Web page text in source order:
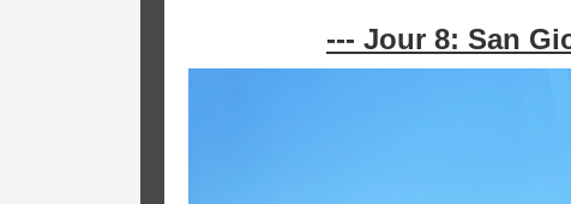
--- Jour 8: San